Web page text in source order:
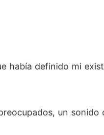
había definido mi
un sonido